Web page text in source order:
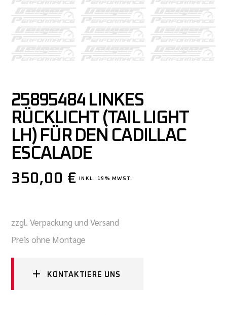
25895484 LINKES
RÜCKLICHT (TAIL LIGHT
LH) FÜR DEN CADILLAC
ESCALADE
350,00 € INKL. 19% MWST.
zzgl. Verpackung und Versand
Preis ohne Montage
KONTAKTIERE UNS